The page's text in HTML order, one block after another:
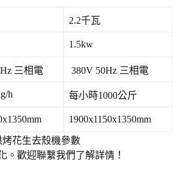
2.2千瓦
1.5kw
三相電 380V 50Hz 三相電
h 每小時1000公斤
1900x1150x1350mm
烤花生去殼機參數
。歡迎聯繫我們了解詳情！